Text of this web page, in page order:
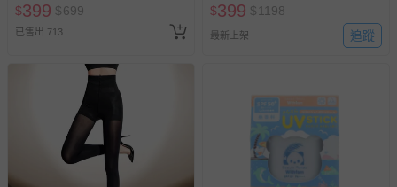
$399 $699
已售出 713
$399 $1198
最新上架 追蹤